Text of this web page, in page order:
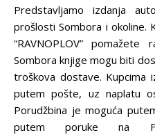
Predstavljamo izdanja autora ovog sajta, posvećena
prošlosti Sombora i okoline.
“RAVNOPLOV”
Sombora knjige mogu biti
troškova dostave. Kupcima
putem pošte, uz naplatu
Porudžbina je moguća
putem poruke na